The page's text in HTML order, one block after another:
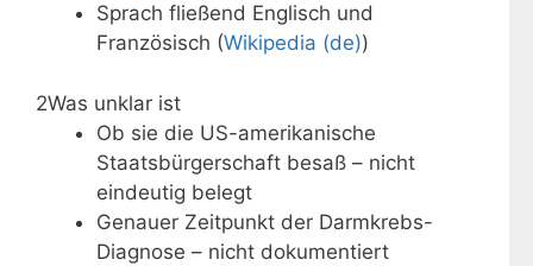
Sprach fließend Englisch und
Französisch (Wikipedia (de))
2Was unklar ist
Ob sie die US-amerikanische
Staatsbürgerschaft besaß – nicht
eindeutig belegt
Genauer Zeitpunkt der Darmkrebs-
Diagnose – nicht dokumentiert